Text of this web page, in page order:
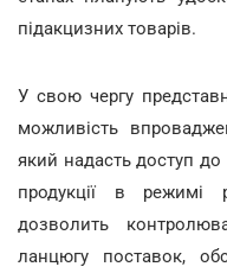
підакцизних товарів.
У свою чергу
можливість
який надасть доступ до
продукції в режимі
дозволить
ланцюгу поставок,